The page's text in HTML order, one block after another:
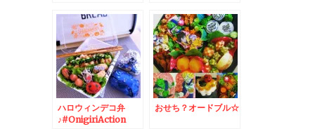
ハロウィンデコ弁
♪#OnigiriAction
おせち？オードブル☆